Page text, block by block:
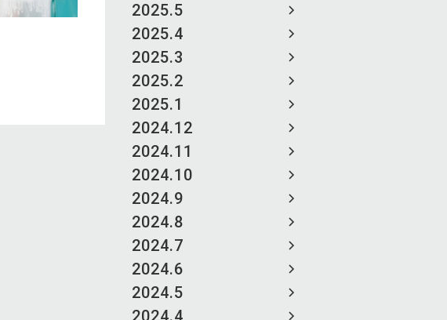
2025.5
2025.4
2025.3
2025.2
2025.1
2024.12
2024.11
2024.10
2024.9
2024.8
2024.7
2024.6
2024.5
2024.4